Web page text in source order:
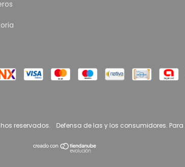
reservados. Defensa de las y los consumidores.